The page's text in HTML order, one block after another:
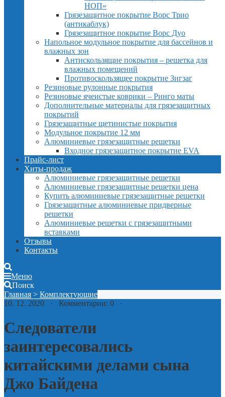
НОП»
Грязезащитное покрытие Ворс Трио
(антикаблук)
Грязезащитное покрытие Ворс Дуо
Напольное модульное покрытие для бассейнов и
влажных зон
Антискользящие покрытия – решетка для
влажных помещений
Противоскользящее покрытие Зигзаг
Резиновые рулонные покрытия
Резиновые ячеистые коврики – Ринго маты
Дополнительные материалы для грязезащитных
покрытий
Грязезащитные щетинистые покрытия
Модульное покрытие 12 мм
Алюминиевые грязезащитные решетки
Входное грязезащитное покрытие EVA
Прайс-лист
Хиты-продаж
Алюминиевые грязезащитные решетки
Алюминиевые грязезащитные решетки цена
Купить алюминиевые грязезащитные решетки
Грязезащитные алюминиевые придверные
решетки
Алюминиевые решетки с грязезащитными
вставками
Отзывы
Контакты
Меню
Поиск
Главная > Комплектующие
10. 12. 2020 · Комментарии: 0 ·
Следователи
заинтересовались
китайскими делами сына
Джо Байдена